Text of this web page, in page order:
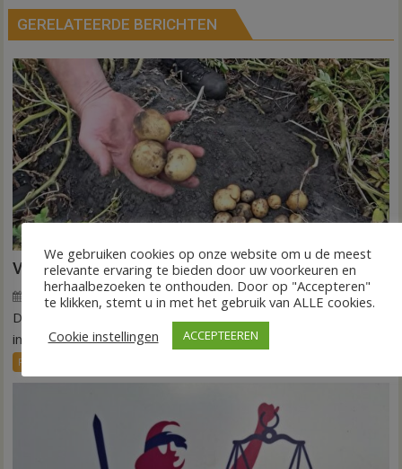
GERELATEERDE BERICHTEN
VIDEO Invloed droogte op aardappeloogst
7 augustus 2026 Wim de Jonge Reacties uitgeschakeldvoor
op
DEDEMSVAART – De extreme droogte van deze zomer laat
in de akkerbouw zijn sporen na. Vooral...
FRONTPAGE
We gebruiken cookies op onze website om u de meest
relevante ervaring te bieden door uw voorkeuren en
herhaalbezoeken te onthouden. Door op "Accepteren"
te klikken, stemt u in met het gebruik van ALLE cookies.
Cookie instellingen
ACCEPTEEREN